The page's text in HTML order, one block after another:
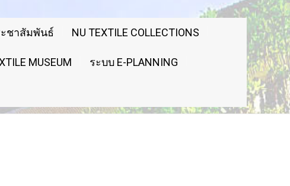
ชาสัมพันธ์ NU TEXTILE COLLECTIONS
MUSEUM ระบบ E-PLANNING